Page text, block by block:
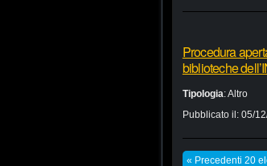
Procedura
biblioteche
Tipologia:Altro
Pubblicato il: 05/
« Precedenti 20